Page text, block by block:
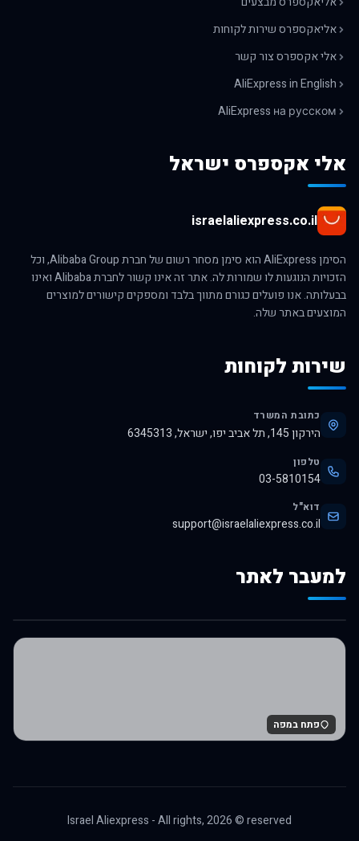
אליאקספרס שירות לקוחות
אלי אקספרס צור קשר
AliExpress in English
AliExpress на русском
אלי אקספרס ישראל
israelaliexpress.co.il
הסימן AliExpress הוא סימן מסחר רשום של חברת Alibaba Group, וכל
הזכויות הנוגעות לו שמורות לה. אתר זה אינו קשור לחברת Alibaba ואינו
בבעלותה. אנו פועלים כגורם מתווך בלבד ומספקים קישורים למוצרים
המוצעים באתר שלה.
שירות לקוחות
כתובת המשרד
הירקון 145, תל אביב יפו, ישראל, 6345313
טלפון
03-5810154
דוא"ל
support@israelaliexpress.co.il
למעבר לאתר
לרכישה באלי אקספרס
פתח במפה
Israel Aliexpress - All rights,2026© reserved